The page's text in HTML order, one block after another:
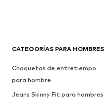
CATEGORÍAS PARA HOMBRES
Chaquetas de entretiempo
para hombre
Jeans Skinny Fit para hombres